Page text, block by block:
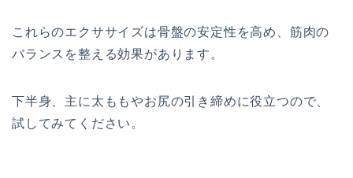
これらのエクササイズは骨盤の安定性を高め、筋肉の
バランスを整える効果があります。
下半身、主に太ももやお尻の引き締めに役立つので、
試してみてください。